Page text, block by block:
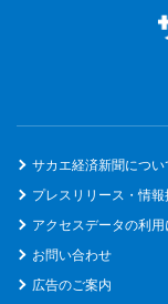
サカエ経済新聞につい
プレスリリース・情
アクセスデータの利用
お問い合わせ
広告のご案内